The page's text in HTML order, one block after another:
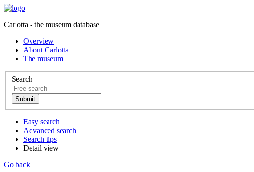
Carlotta - the museum database
Overview
About Carlotta
The museum
Search
Easy search
Advanced search
Search tips
Detail view
Go back